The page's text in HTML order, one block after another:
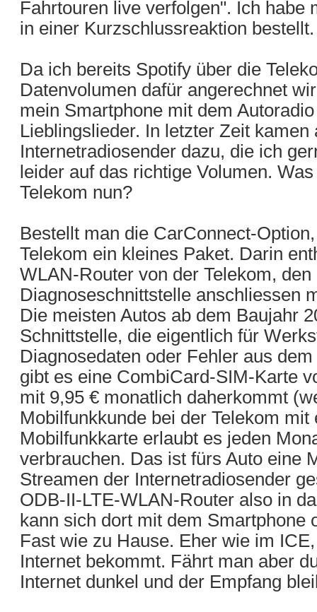
Fahrtouren live verfolgen". Ich habe
in einer Kurzschlussreaktion bestellt.
Da ich bereits Spotify über die
Datenvolumen dafür angerechnet
mein Smartphone mit dem
Lieblingslieder. In letzter Zeit
Internetradiosender dazu, die ich
leider auf das richtige Volumen.
Telekom nun?
Bestellt man die CarConnect-
Telekom ein kleines Paket. Darin
WLAN-Router von der Telekom,
Diagnoseschnittstelle anschliessen
Die meisten Autos ab dem Baujahr
Schnittstelle, die eigentlich für
Diagnosedaten oder Fehler aus
gibt es eine CombiCard-SIM-Karte
mit 9,95 € monatlich daherkommt
Mobilfunkkunde bei der Telekom
Mobilfunkkarte erlaubt es jeden
verbrauchen. Das ist fürs Auto eine
Streamen der Internetradiosender
ODB-II-LTE-WLAN-Router also in
kann sich dort mit dem Smartphone
Fast wie zu Hause. Eher wie im
Internet bekommt. Fährt man aber
Internet dunkel und der Empfang